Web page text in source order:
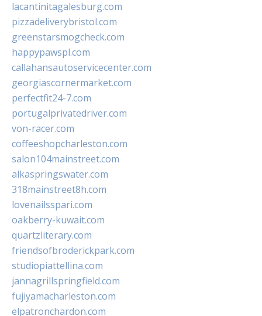
lacantinitagalesburg.com
pizzadeliverybristol.com
greenstarsmogcheck.com
happypawspl.com
callahansautoservicecenter.com
georgiascornermarket.com
perfectfit24-7.com
portugalprivatedriver.com
von-racer.com
coffeeshopcharleston.com
salon104mainstreet.com
alkaspringswater.com
318mainstreet8h.com
lovenailsspari.com
oakberry-kuwait.com
quartzliterary.com
friendsofbroderickpark.com
studiopiattellina.com
jannagrillspringfield.com
fujiyamacharleston.com
elpatronchardon.com